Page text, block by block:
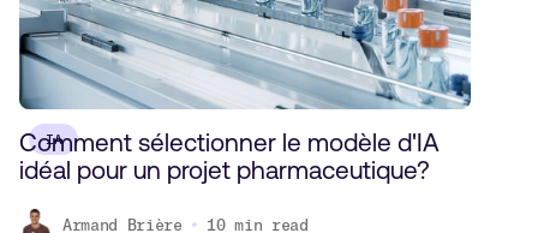
IA
Comment sélectionner le modèle d'IA
idéal pour un projet pharmaceutique?
Armand Brière 10 min read